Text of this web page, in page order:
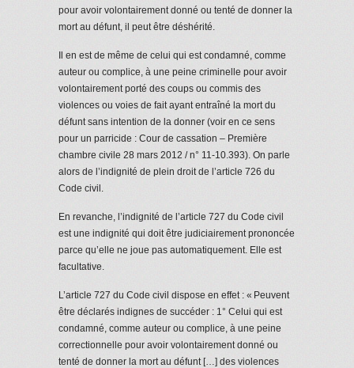
pour avoir volontairement donné ou tenté de donner la
mort au défunt, il peut être déshérité.
Il en est de même de celui qui est condamné, comme
auteur ou complice, à une peine criminelle pour avoir
volontairement porté des coups ou commis des
violences ou voies de fait ayant entraîné la mort du
défunt sans intention de la donner (voir en ce sens
pour un parricide : Cour de cassation – Première
chambre civile 28 mars 2012 / n° 11-10.393). On parle
alors de l’indignité de plein droit de l’article 726 du
Code civil.
En revanche, l’indignité de l’article 727 du Code civil
est une indignité qui doit être judiciairement prononcée
parce qu’elle ne joue pas automatiquement. Elle est
facultative.
L’article 727 du Code civil dispose en effet : « Peuvent
être déclarés indignes de succéder : 1° Celui qui est
condamné, comme auteur ou complice, à une peine
correctionnelle pour avoir volontairement donné ou
tenté de donner la mort au défunt […] des violences